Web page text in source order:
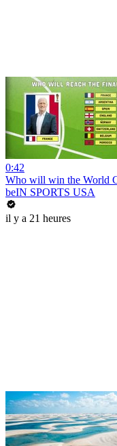
0:42
Who will win the World
beIN SPORTS USA
il y a 21 heures